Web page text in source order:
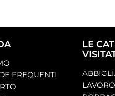
FREQUENTI
LE
LAVORO